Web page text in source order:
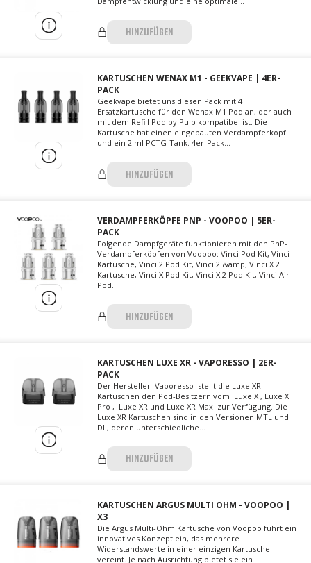
HINZUFÜGEN
KARTUSCHEN WENAX M1 - GEEKVAPE | 4ER-
PACK
Geekvape bietet uns diesen Pack mit 4
Ersatzkartusche für den Wenax M1 Pod an, der auch
mit dem Refill Pod by Pulp kompatibel ist. Die
Kartusche hat einen eingebauten Verdampferkopf
und ein 2 ml PCTG-Tank. 4er-Pack...
HINZUFÜGEN
VERDAMPFERKÖPFE PNP - VOOPOO | 5ER-
PACK
Folgende Dampfgeräte funktionieren mit den PnP-
Verdampferköpfen von Voopoo: Vinci Pod Kit, Vinci
Kartusche, Vinci 2 Pod Kit, Vinci 2 &amp; Vinci X 2
Kartusche, Vinci X Pod Kit, Vinci X 2 Pod Kit, Vinci Air
Pod...
HINZUFÜGEN
KARTUSCHEN LUXE XR - VAPORESSO | 2ER-
PACK
Der Hersteller Vaporesso stellt die Luxe XR
Kartuschen den Pod-Besitzern vom Luxe X , Luxe X
Pro , Luxe XR und Luxe XR Max zur Verfügung. Die
Luxe XR Kartuschen sind in den Versionen MTL und
DL, deren unterschiedliche...
HINZUFÜGEN
KARTUSCHEN ARGUS MULTI OHM - VOOPOO |
X3
Die Argus Multi-Ohm Kartusche von Voopoo führt ein
innovatives Konzept ein, das mehrere
Widerstandswerte in einer einzigen Kartusche
vereint. Je nach Ausrichtung bietet sie ein